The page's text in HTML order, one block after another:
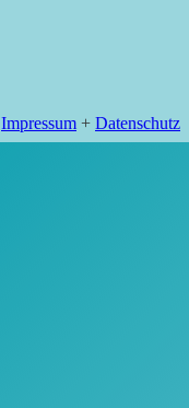
Impressum + Datenschutz